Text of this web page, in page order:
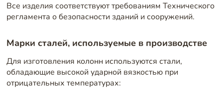
Все изделия соответствуют требованиям Технического
регламента о безопасности зданий и сооружений.
Марки сталей, используемые в производстве
Для изготовления колонн используются стали,
обладающие высокой ударной вязкостью при
отрицательных температурах: